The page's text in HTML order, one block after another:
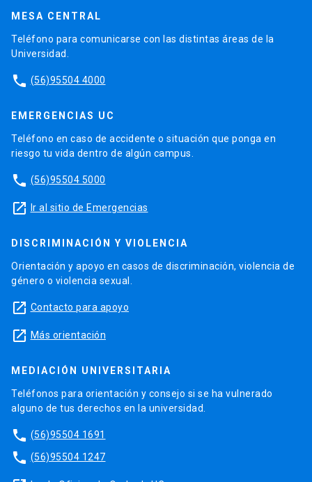
MESA CENTRAL
Teléfono para comunicarse con las distintas áreas de la
Universidad.
phone (56)95504 4000
EMERGENCIAS UC
Teléfono en caso de accidente o situación que ponga en
riesgo tu vida dentro de algún campus.
phone (56)95504 5000
launch Ir al sitio de Emergencias
DISCRIMINACIÓN Y VIOLENCIA
Orientación y apoyo en casos de discriminación, violencia de
género o violencia sexual.
launch Contacto para apoyo
launch Más orientación
MEDIACIÓN UNIVERSITARIA
Teléfonos para orientación y consejo si se ha vulnerado
alguno de tus derechos en la universidad.
phone (56)95504 1691
phone (56)95504 1247